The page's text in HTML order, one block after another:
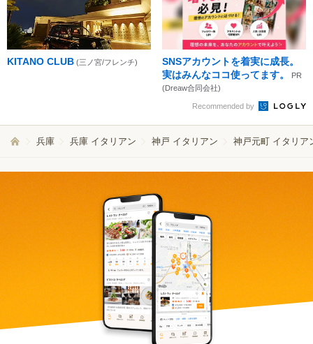
KITANO CLUB (三ノ宮/フレンチ)
SNSアカウントを着実に成長。
実はみんなココ使ってます。
PR
(Dreaw合同会社)
Recommended by
兵庫 兵庫 イタリアン 神戸 イタリアン 神戸元町 イタリア